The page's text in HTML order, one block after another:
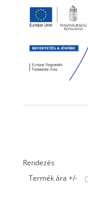
Rendezés
Termék ára +/-